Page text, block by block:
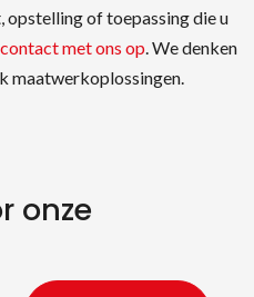
of toepassing die u
met ons op . We denken
maatwerkoplossingen.
onze